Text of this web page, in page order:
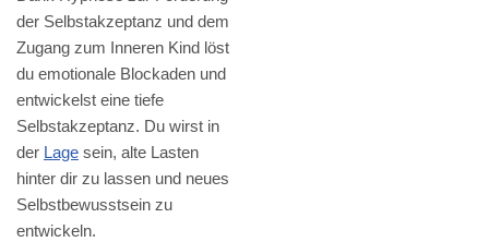
der Selbstakzeptanz und dem
Zugang zum Inneren Kind löst
du emotionale Blockaden und
entwickelst eine tiefe
Selbstakzeptanz. Du wirst in
der Lage sein, alte Lasten
hinter dir zu lassen und neues
Selbstbewusstsein zu
entwickeln.